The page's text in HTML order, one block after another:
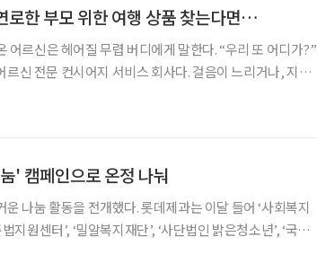
로한 부모 위한 여행 상품 찾는다면…
어르신은 헤어질 무렵 버디에게 말한다. “우리 또 어디가?”
르신 전문 컨시어지 서비스 회사다. 걸음이 느리거나, 지팡
' 캠페인으로 온정 나눠
나눔 활동을 전개했다. 롯데제과는 이달 들어 ‘사회복지
지원센터’, ‘밀알복지재단’, ‘사단법인 밝은청소년’, ‘국제